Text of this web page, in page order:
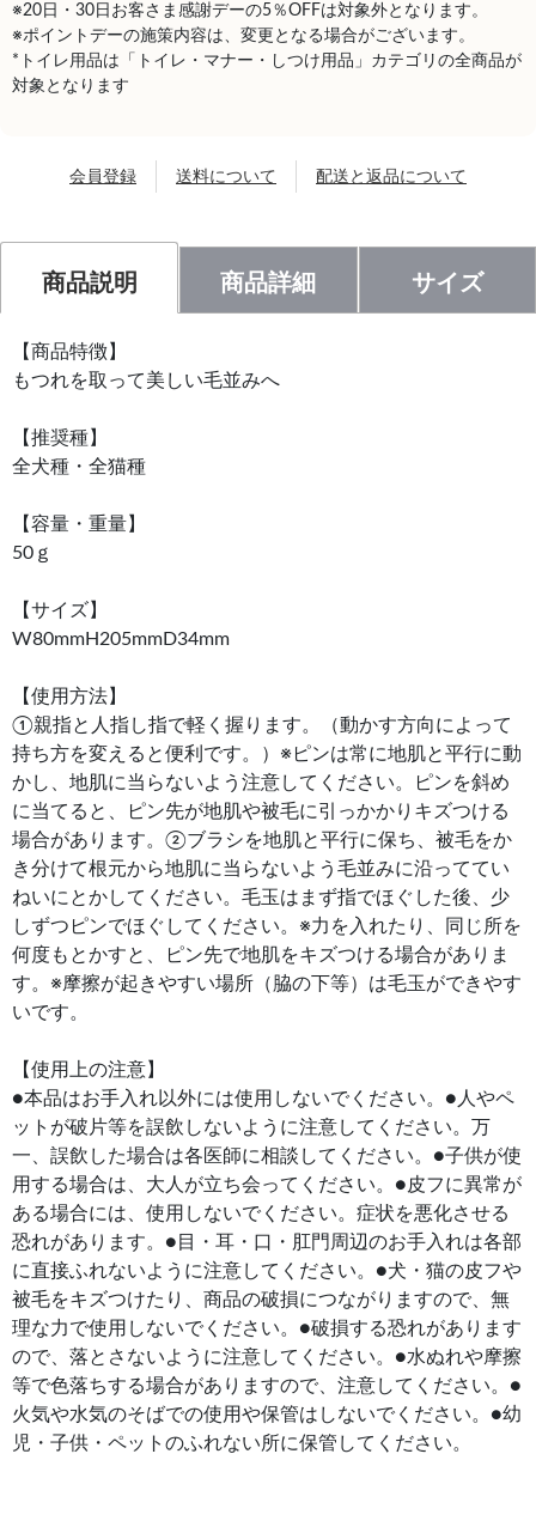
※20日・30日お客さま感謝デーの5％OFFは対象外となります。
※ポイントデーの施策内容は、変更となる場合がございます。
*トイレ用品は「トイレ・マナー・しつけ用品」カテゴリの全商品が
対象となります
会員登録 送料について 配送と返品について
商品説明 商品詳細 サイズ
【商品特徴】
もつれを取って美しい毛並みへ
【推奨種】
全犬種・全猫種
【容量・重量】
50ｇ
【サイズ】
W80mmH205mmD34mm
【使用方法】
①親指と人指し指で軽く握ります。（動かす方向によって
持ち方を変えると便利です。）※ピンは常に地肌と平行に動
かし、地肌に当らないよう注意してください。ピンを斜め
に当てると、ピン先が地肌や被毛に引っかかりキズつける
場合があります。②ブラシを地肌と平行に保ち、被毛をか
き分けて根元から地肌に当らないよう毛並みに沿っててい
ねいにとかしてください。毛玉はまず指でほぐした後、少
しずつピンでほぐしてください。※力を入れたり、同じ所を
何度もとかすと、ピン先で地肌をキズつける場合がありま
す。※摩擦が起きやすい場所（脇の下等）は毛玉ができやす
いです。
【使用上の注意】
●本品はお手入れ以外には使用しないでください。●人やペ
ットが破片等を誤飲しないように注意してください。万
一、誤飲した場合は各医師に相談してください。●子供が使
用する場合は、大人が立ち会ってください。●皮フに異常が
ある場合には、使用しないでください。症状を悪化させる
恐れがあります。●目・耳・口・肛門周辺のお手入れは各部
に直接ふれないように注意してください。●犬・猫の皮フや
被毛をキズつけたり、商品の破損につながりますので、無
理な力で使用しないでください。●破損する恐れがあります
ので、落とさないように注意してください。●水ぬれや摩擦
等で色落ちする場合がありますので、注意してください。●
火気や水気のそばでの使用や保管はしないでください。●幼
児・子供・ペットのふれない所に保管してください。